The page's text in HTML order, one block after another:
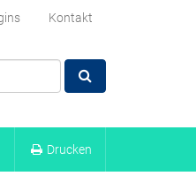
Kontakt
Drucken